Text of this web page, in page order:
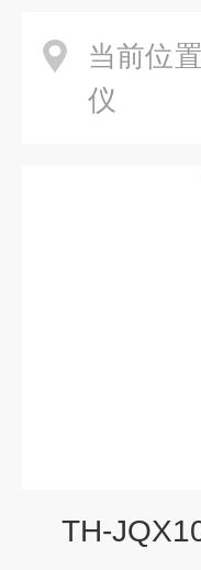
当前位置
仪
TH-